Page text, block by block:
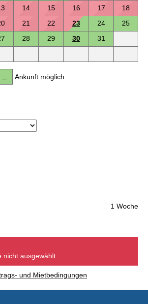
14 15 16 17
18
21 22 23 24
25
28 29 30
31
Ankunft möglich
1 Woche
nicht ausgewählt.
und Mietbedingungen